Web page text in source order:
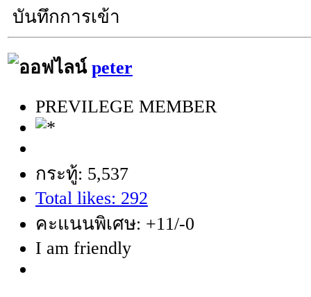
บันทึกการเข้า
peter
PREVILEGE MEMBER
กระทู้: 5,537
Total likes: 292
คะแนนพิเศษ: +11/-0
I am friendly